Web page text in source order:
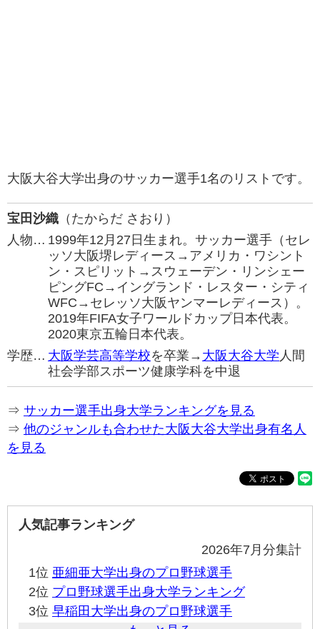
大阪大谷大学出身のサッカー選手1名のリストです。
宝田沙織 （たからだ さおり）
人物… 1999年12月27日生まれ。サッカー選手（セレ
ッソ大阪堺レディース→アメリカ・ワシント
ン・スピリット→スウェーデン・リンシェー
ピングFC→イングランド・レスター・シティ
WFC→セレッソ大阪ヤンマーレディース）。
2019年FIFA女子ワールドカップ日本代表。
2020東京五輪日本代表。
学歴… 大阪学芸高等学校を卒業→ 大阪大谷大学 人間
社会学部スポーツ健康学科を中退
⇒ サッカー選手出身大学ランキングを見る
⇒ 他のジャンルも合わせた大阪大谷大学出身有名人
を見る
人気記事ランキング
2026年7月分集計
1位 亜細亜大学出身のプロ野球選手
2位 プロ野球選手出身大学ランキング
3位 早稲田大学出身のプロ野球選手